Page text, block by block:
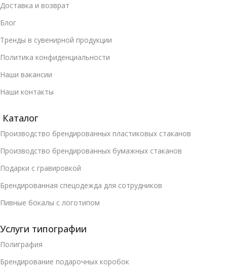
Доставка и возврат
Блог
Тренды в сувенирной продукции
Политика конфиденциальности
Наши вакансии
Наши контакты
Каталог
Производство брендированных пластиковых стаканов
Производство брендированных бумажных стаканов
Подарки с гравировкой
Брендированная спецодежда для сотрудников
Пивные бокалы с логотипом
Услуги типографии
Полиграфия
Брендирование подарочных коробок